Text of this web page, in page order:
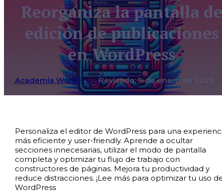
Reorganiza la pantalla
edición de publicaciones
en WordPress
Academia WordPressRevisado: 9 de enero de 2025
Personaliza el editor de WordPress para una
más eficiente y user-friendly. Aprende a ocultar
secciones innecesarias, utilizar el modo de pantalla
completa y optimizar tu flujo de trabajo con
constructores de páginas. Mejora tu productividad y
reduce distracciones. ¡Lee más para optimizar tu uso
WordPress